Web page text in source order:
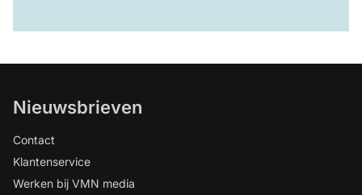
Nieuwsbrieven
Contact
Klantenservice
Werken bij VMN media